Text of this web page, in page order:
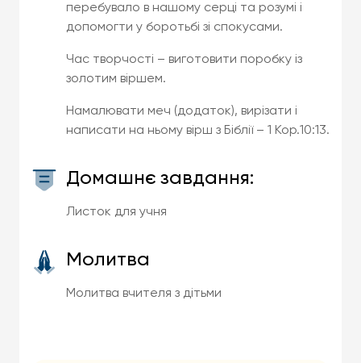
перебувало в нашому серці та розумі і
допомогти у боротьбі зі спокусами.
Час творчості – виготовити поробку із
золотим віршем.
Намалювати меч (додаток), вирізати і
написати на ньому вірш з Біблії – 1 Кор.10:13.
Домашнє завдання:
Листок для учня
Молитва
Молитва вчителя з дітьми